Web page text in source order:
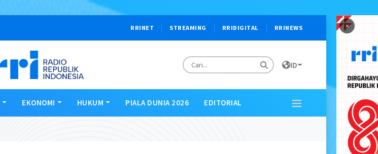
×
RRINET STREAMING RRIDIGITAL RRINEWS
ID
EKONOMI HUKUM PIALA DUNIA 2026 EDITORIAL